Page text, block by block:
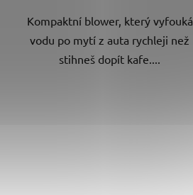
Kompaktní blower, který vyfouká
vodu po mytí z auta rychleji než
stihneš dopít kafe....